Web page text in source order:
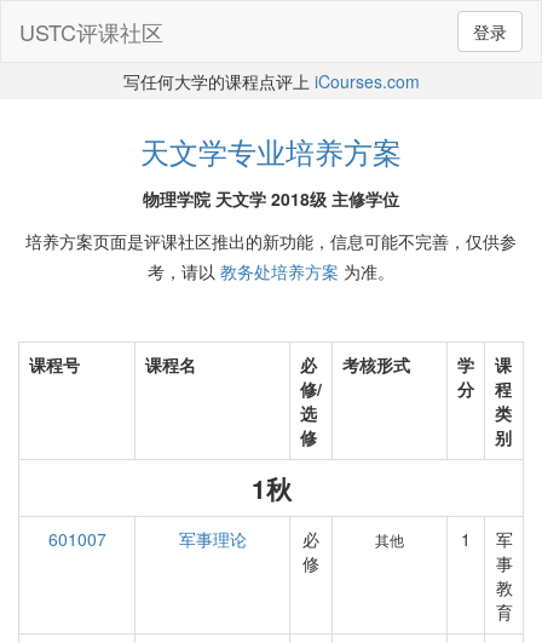
登录
USTC评课社区
写任何大学的课程点评上 iCourses.com
天文学专业培养方案
物理学院 天文学 2018级 主修学位
培养方案页面是评课社区推出的新功能，信息可能不完善，仅供参
考，请以 教务处培养方案 为准。
课程号 课程名
必
修/
选
修
考核形式
学
分
课
程
类
别
1秋
601007 军事理论
必
修
其他 1
军
事
教
育